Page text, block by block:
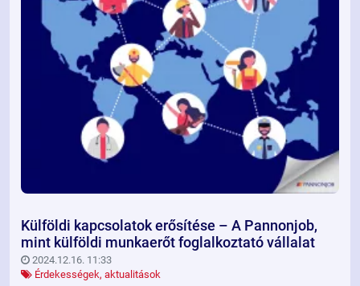
Külföldi kapcsolatok erősítése – A Pannonjob,
mint külföldi munkaerőt foglalkoztató vállalat
2024.12.16. 11:33
Érdekességek, aktualitások